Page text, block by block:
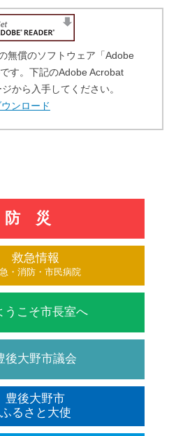
無償のソフトウェア「Adobe
す。下記のAdobe Acrobat
から入手してください。
ンロード
防災
救急情報
・消防・市民病院
うこそ市長室へ
後大野市議会
豊後大野市
ふるさと大使